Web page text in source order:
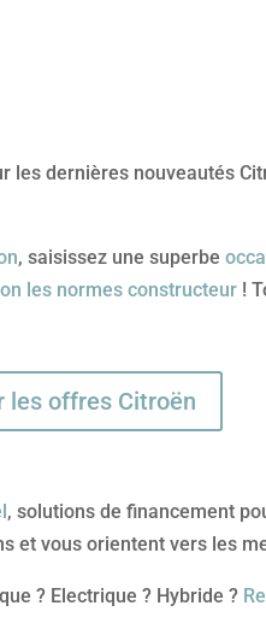
les dernières nouveautés
, saisissez une superbe
les normes constructeur !
les offres Citroën
, solutions de financement
et vous orientent vers les
? Electrique ? Hybride ?